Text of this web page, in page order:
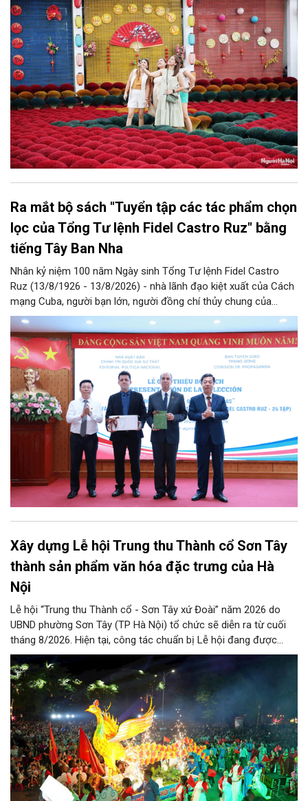
góp phần thực hiện thắng lợi các mục tiêu phát triển du lịch Hà
Nội năm 2026 và giai đoạn tiếp theo.
Ra mắt bộ sách "Tuyển tập các tác phẩm chọn
lọc của Tổng Tư lệnh Fidel Castro Ruz" bằng
tiếng Tây Ban Nha
Nhân kỷ niệm 100 năm Ngày sinh Tổng Tư lệnh Fidel Castro
Ruz (13/8/1926 - 13/8/2026) - nhà lãnh đạo kiệt xuất của Cách
mạng Cuba, người bạn lớn, người đồng chí thủy chung của
Đảng, Nhà nước và nhân dân Việt Nam, chiều 5/8, tại Hà Nội,
Nhà xuất bản Chính trị quốc gia Sự thật phối hợp với Ban Tuyên
giáo Trung ương tổ chức Lễ giới thiệu bộ sách “Tuyển tập các
tác phẩm chọn lọc của Tổng Tư lệnh Fidel Castro Ruz” gồm 24
tập bằng tiếng Tây Ban Nha.
Xây dựng Lễ hội Trung thu Thành cổ Sơn Tây
thành sản phẩm văn hóa đặc trưng của Hà
Nội
Lễ hội “Trung thu Thành cổ - Sơn Tây xứ Đoài” năm 2026 do
UBND phường Sơn Tây (TP Hà Nội) tổ chức sẽ diễn ra từ cuối
tháng 8/2026. Hiện tại, công tác chuẩn bị Lễ hội đang được
chính quyền phường Sơn Tây cùng các phòng, ban, ngành, đơn
vị và 25 tổ dân phố khẩn trương triển khai, tạo khí thế sôi nổi,
sẵn sàng mang đến cho Nhân dân và du khách một mùa Trung
thu quy mô, đặc sắc và giàu bản sắc văn hóa xứ Đoài.